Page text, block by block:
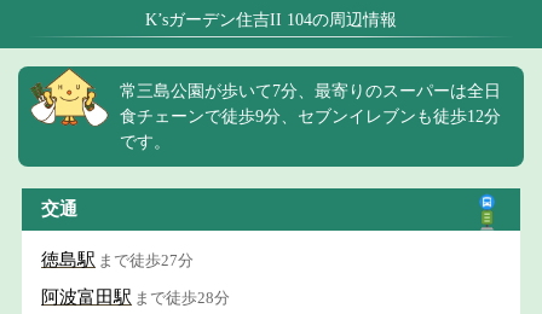
K’sガーデン住吉II 104の周辺情報
常三島公園が歩いて7分、最寄りのスーパーは全日
食チェーンで徒歩9分、セブンイレブンも徒歩12分
です。
交通
徳島駅 まで徒歩27分
阿波富田駅 まで徒歩28分